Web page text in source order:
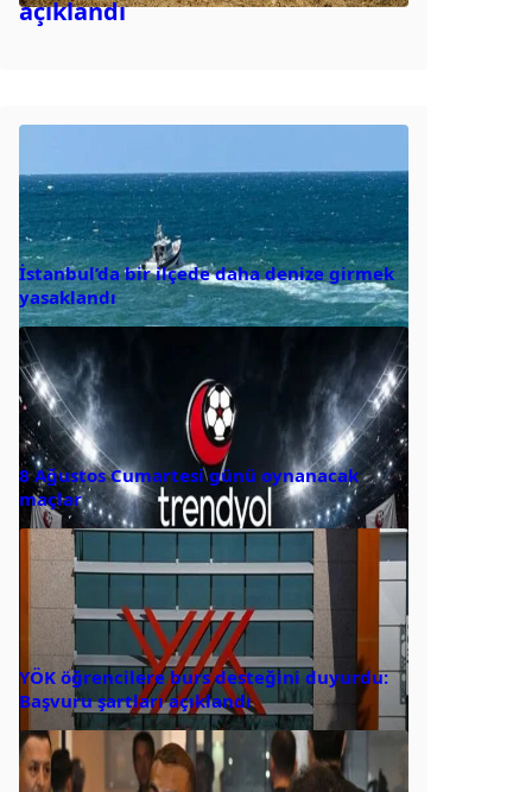
açıklandı
İstanbul’da bir ilçede daha denize girmek
yasaklandı
8 Ağustos Cumartesi günü oynanacak
maçlar
YÖK öğrencilere burs desteğini duyurdu:
Başvuru şartları açıklandı